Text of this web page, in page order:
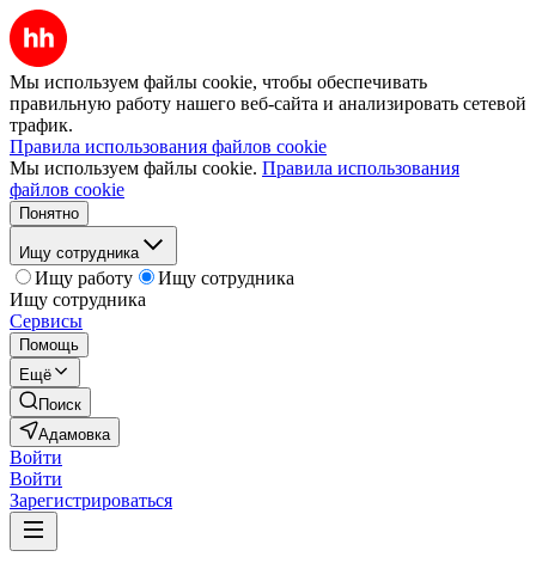
Мы используем файлы cookie, чтобы обеспечивать
правильную работу нашего веб-сайта и анализировать сетевой
трафик.
Правила использования файлов cookie
Мы используем файлы cookie. Правила использования
файлов cookie
Понятно
Ищу сотрудника
Ищу работу
Ищу сотрудника
Ищу сотрудника
Сервисы
Помощь
Ещё
Поиск
Адамовка
Войти
Войти
Зарегистрироваться